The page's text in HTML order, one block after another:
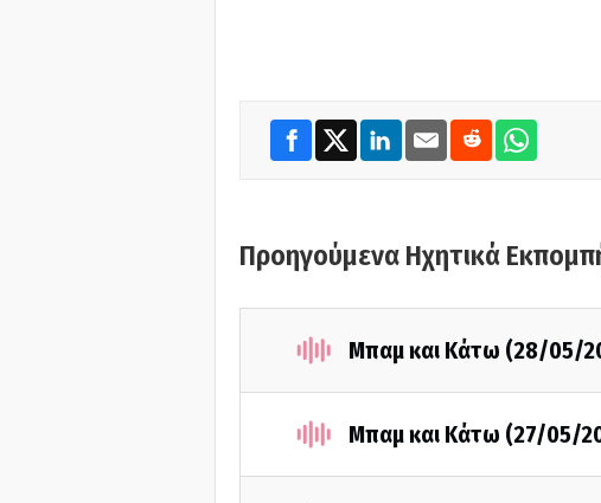
Προηγούμενα Ηχητικά
Μπαμ και Κάτω (28/05/
Μπαμ και Κάτω (27/05/